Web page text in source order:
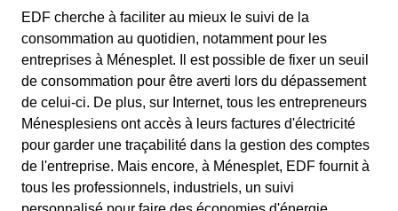
EDF cherche à faciliter au mieux le suivi de la
consommation au quotidien, notamment pour les
entreprises à Ménesplet. Il est possible de fixer un seuil
de consommation pour être averti lors du dépassement
de celui-ci. De plus, sur Internet, tous les entrepreneurs
Ménesplesiens ont accès à leurs factures d'électricité
pour garder une traçabilité dans la gestion des comptes
de l'entreprise. Mais encore, à Ménesplet, EDF fournit à
tous les professionnels, industriels, un suivi